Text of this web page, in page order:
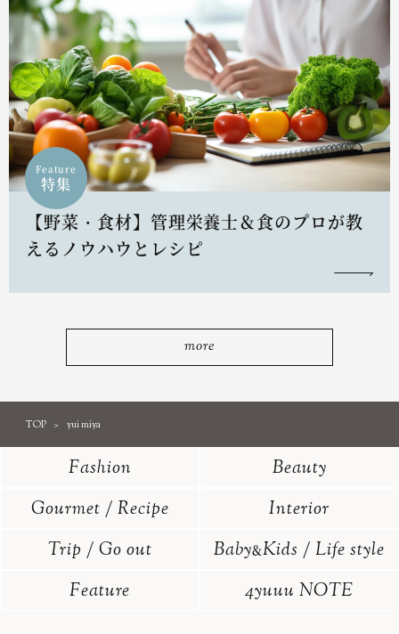
Feature
特集
【野菜・食材】管理栄養士＆食のプロが教
えるノウハウとレシピ
more
TOP yui miya
Fashion
Beauty
Gourmet / Recipe
Interior
Trip / Go out
Baby&Kids / Life style
Feature
4yuuu NOTE